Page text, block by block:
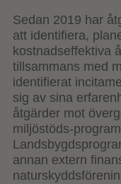
Sedan 2019 har
att identifiera,
kostnadseffektiva
tillsammans med
identifierat
sig av sina
åtgärder mot
miljöstöds-
annan extern